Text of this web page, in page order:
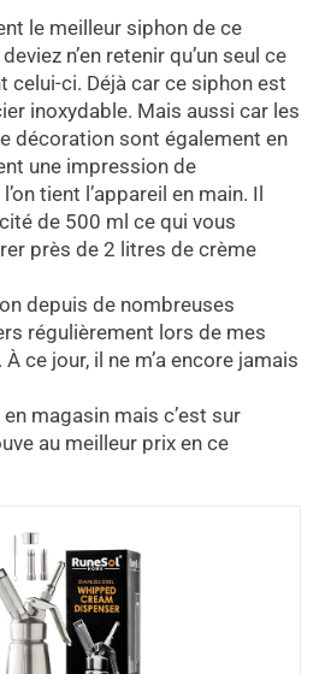
le meilleur siphon de ce
n’en retenir qu’un seul ce
celui-ci. Déjà car ce siphon est
inoxydable. Mais aussi car les
décoration sont également en
une impression de
tient l’appareil en main. Il
de 500 ml ce qui vous
près de 2 litres de crème
depuis de nombreuses
régulièrement lors de mes
ce jour, il ne m’a encore jamais
magasin mais c’est sur
au meilleur prix en ce